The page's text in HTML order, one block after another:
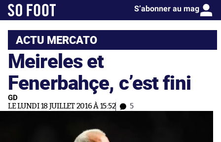
S’abonner au mag
ACTU MERCATO
Meireles et
Fenerbahçe, c’est fini
GD
LE LUNDI 18 JUILLET 2016 À 15:52 5